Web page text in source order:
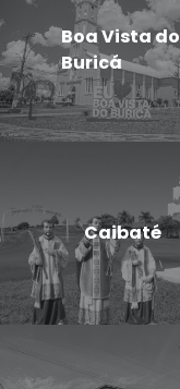
Boa Vista do
Buricá
Caibaté